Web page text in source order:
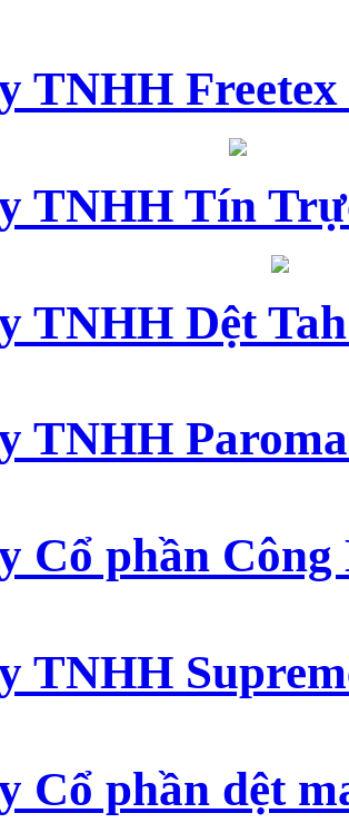
TNHH
TNHH Tín
TNHH Dệt
TNHH
Cổ phần Công
TNHH
Cổ phần dệt